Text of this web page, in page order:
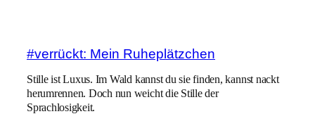
#verrückt: Mein Ruheplätzchen
Stille ist Luxus. Im Wald kannst du sie finden, kannst nackt
herumrennen. Doch nun weicht die Stille der
Sprachlosigkeit.